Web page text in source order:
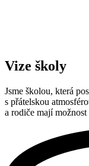
Vize školy
Jsme školou, která
s přátelskou
a rodiče mají